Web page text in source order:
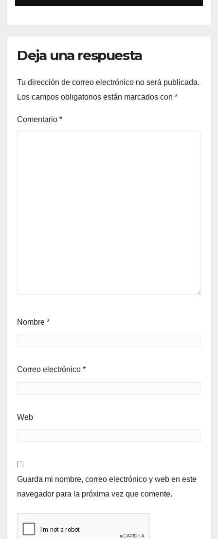
«Tiene que ser en España»
Deja una respuesta
Tu dirección de correo electrónico no será publicada.
Los campos obligatorios están marcados con *
Comentario *
Nombre *
Correo electrónico *
Web
Guarda mi nombre, correo electrónico y web en este
navegador para la próxima vez que comente.